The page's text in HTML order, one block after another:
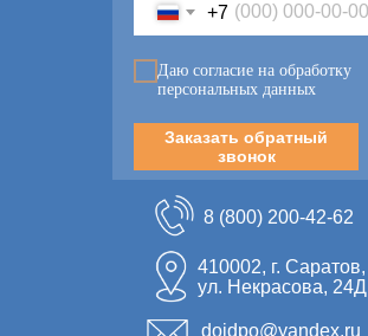
8 (800) 200-42-62
doidpo@yandex.ru
410002, г. Саратов,
ул. Некрасова, 24Д
+7
Даю согласие на обработку
персональных данных
Заказать обратный
звонок